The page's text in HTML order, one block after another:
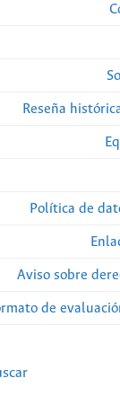
Reseña
Política de
Aviso sobre
de